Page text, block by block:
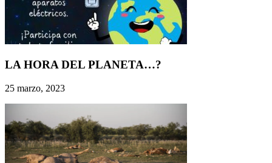
LA HORA DEL PLANETA…?
25 marzo, 2023